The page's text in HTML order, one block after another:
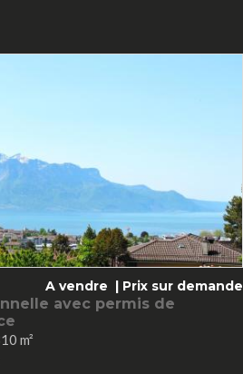
A vendre | Prix sur demande
avec permis de
m²